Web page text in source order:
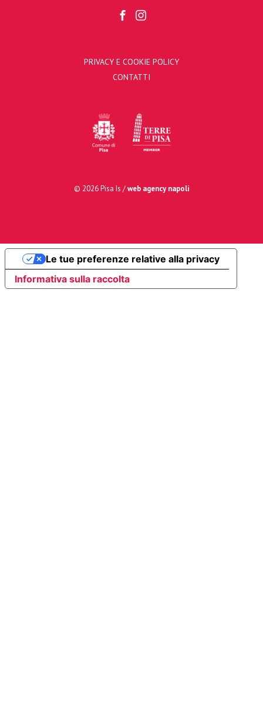
PRIVACY E COOKIE POLICY
CONTATTI
© 2026 Pisa Is /web agency napoli
Informativa sulla raccolta
Le tue preferenze relative alla privacy